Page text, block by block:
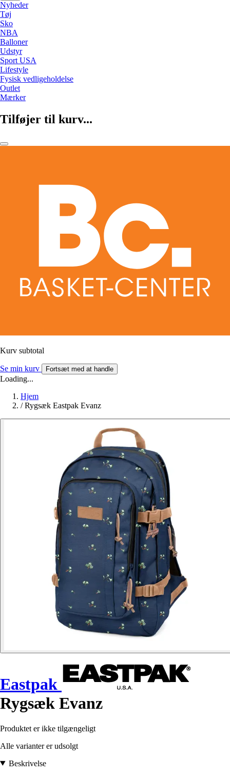
Nyheder
Tøj
Sko
NBA
Balloner
Udstyr
Sport USA
Lifestyle
Fysisk vedligeholdelse
Outlet
Mærker
Tilføjer til kurv...
Kurv subtotal
Se min kurv Fortsæt med at handle
Loading...
Hjem
/ Rygsæk Eastpak Evanz
Eastpak
Rygsæk Evanz
Produktet er ikke tilgængeligt
Alle varianter er udsolgt
Beskrivelse